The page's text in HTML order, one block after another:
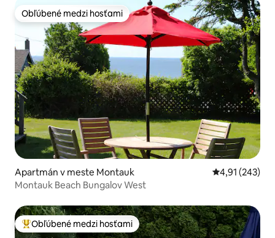
Obľúbené medzi hosťami
Obľúbené medzi hosťami
Apartmán v meste Montauk Priemerné
4,91 (243)
Montauk Beach Bungalov West
Najobľúbenejšie medzi hosťami
Obľúbené medzi hosťami